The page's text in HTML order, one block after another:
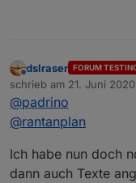
Offline
dslraser FORUM
schrieb am 21. Juni
zuletzt editiert von
@padrino
@rantanplan
Ich habe nun doch
dann auch Texte